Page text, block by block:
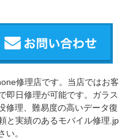
修理店です。当店ではお客
即日修理が可能です。ガラス
修理、難易度の高いデータ復
と実績のあるモバイル修理.jp
い。